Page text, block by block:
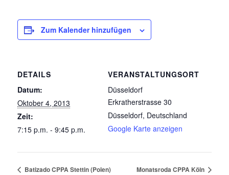
Zum Kalender hinzufügen
DETAILS
Datum:
Oktober 4, 2013
Zeit:
7:15 p.m. - 9:45 p.m.
VERANSTALTUNGSORT
Düsseldorf
Erkratherstrasse 30
Düsseldorf, Deutschland
Google Karte anzeigen
Batizado CPPA Stettin (Polen) Monatsroda CPPA Köln